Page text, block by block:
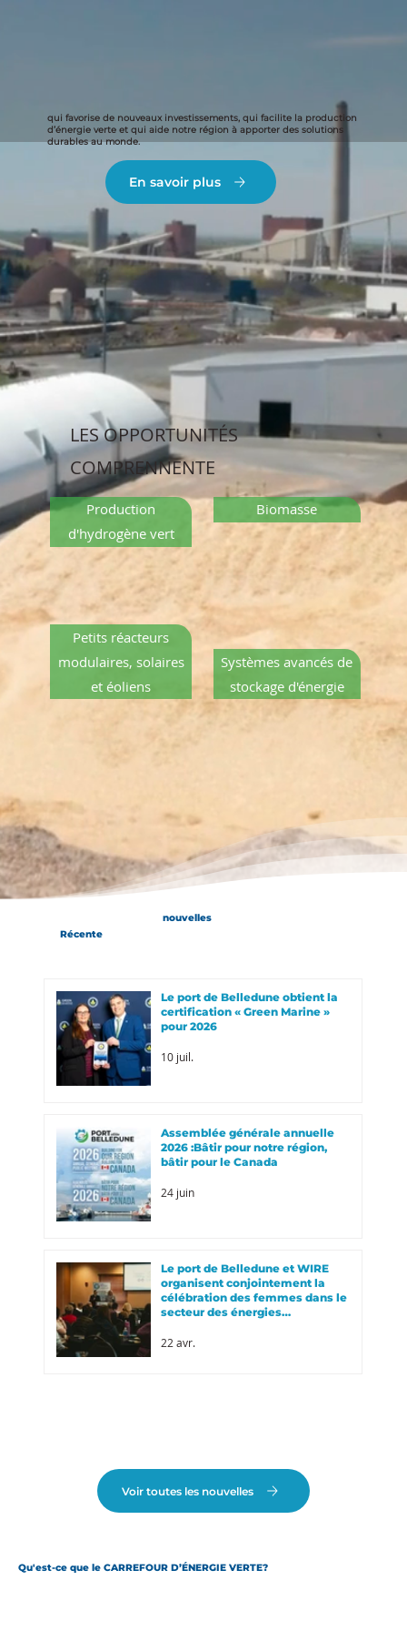
Systèmes avancés de
stockage d'énergie
Petits réacteurs
modulaires, solaires
et éoliens
Production
d'hydrogène vert
qui favorise de nouveaux investissements, qui facilite la production
d’énergie verte et qui aide notre région à apporter des solutions
durables au monde.
En savoir plus
Biomasse
LES OPPORTUNITÉS
COMPRENNENTE
Récente
nouvelles
Le port de Belledune obtient la
certification « Green Marine »
pour 2026
10 juil.
Assemblée générale annuelle
2026 :Bâtir pour notre région,
bâtir pour le Canada
24 juin
Le port de Belledune et WIRE
organisent conjointement la
célébration des femmes dans le
secteur des énergies
22 avr.
Voir toutes les nouvelles
Qu'est-ce que le CARREFOUR D’ÉNERGIE VERTE?